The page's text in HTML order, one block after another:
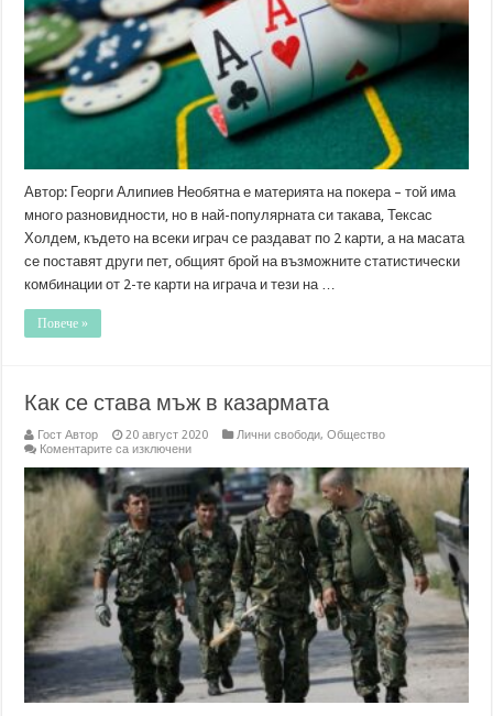
Автор: Георги Алипиев Необятна е материята на покера – той има
много разновидности, но в най-популярната си такава, Тексас
Холдем, където на всеки играч се раздават по 2 карти, а на масата
се поставят други пет, общият брой на възможните статистически
комбинации от 2-те карти на играча и тези на …
Повече »
Как се става мъж в казармата
Гост Автор 20 август 2020 Лични свободи,Общество
Коментарите са изключениза
се
става
мъж
в
казармата